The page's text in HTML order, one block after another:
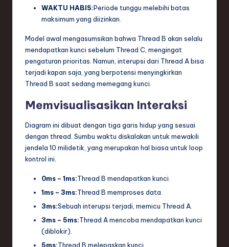
WAKTU HABIS:Periode tunggu melebihi batas
maksimum yang diizinkan.
Model awal mengasumsikan bahwa Thread B akan selalu
mendapatkan kunci sebelum Thread C, mengingat
pengaturan prioritas. Namun, interupsi dari Thread A bisa
terjadi kapan saja, yang berpotensi menyingkirkan
Thread B saat sedang memegang kunci.
Memvisualisasikan Interaksi
Diagram ini dibuat dengan tiga garis hidup yang sesuai
dengan thread. Sumbu waktu diskalakan untuk mewakili
jendela 10 milidetik, yang merupakan hal biasa untuk loop
kontrol ini.
0ms – 1ms:Thread B mendapatkan kunci.
1ms – 3ms:Thread B memproses data.
3ms:Sebuah interupsi terjadi, memicu Thread A.
3ms – 5ms:Thread A mencoba mendapatkan kunci
(diblokir).
5ms:Thread B melepaskan kunci.